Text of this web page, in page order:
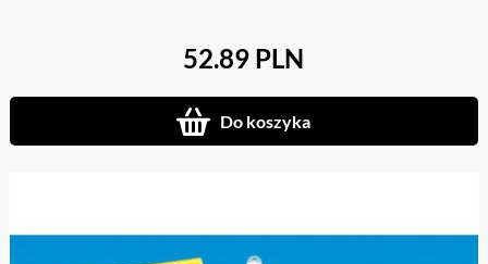
52.89 PLN
Do koszyka